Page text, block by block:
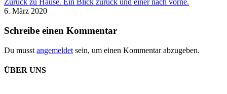
Zurück zu Hause. Ein Blick zurück und einer nach vorne.
6. März 2020
Schreibe einen Kommentar
Du musst angemeldet sein, um einen Kommentar abzugeben.
ÜBER UNS